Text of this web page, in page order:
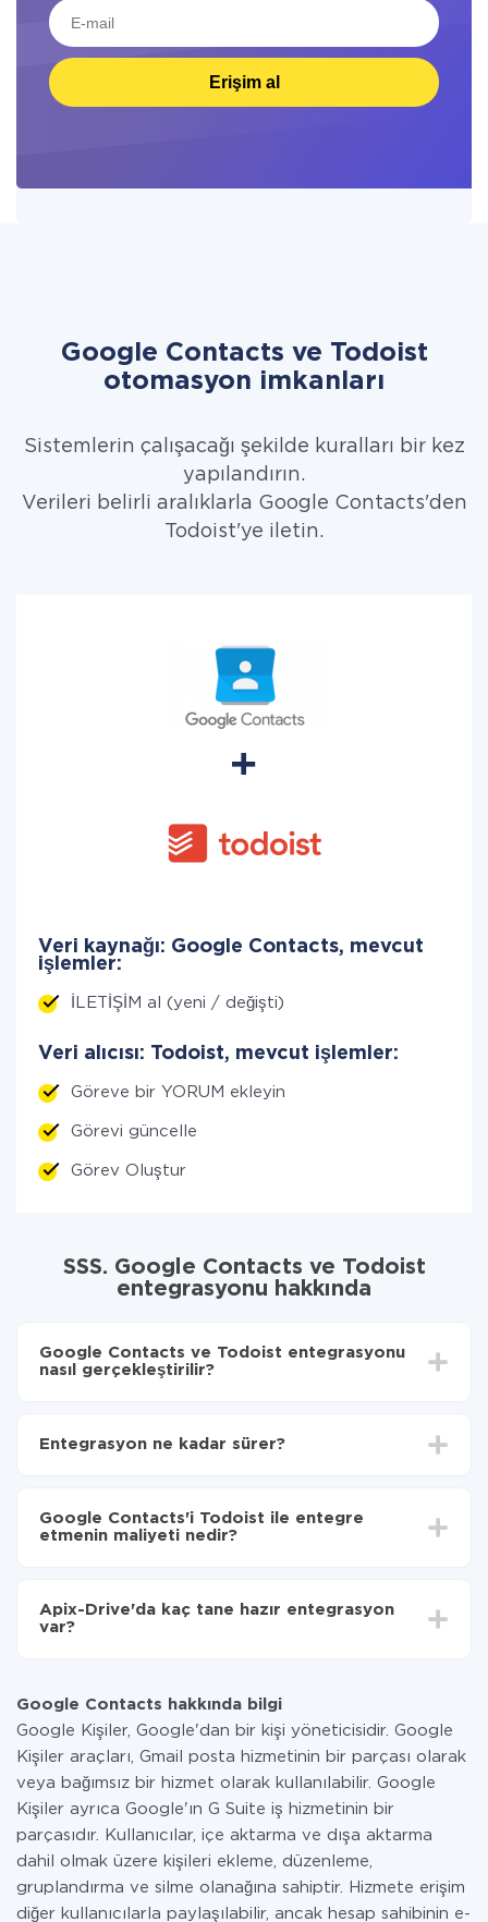
Erişim al
Google Contacts ve Todoist
otomasyon imkanları
Sistemlerin çalışacağı şekilde kuralları bir kez
yapılandırın.
Verileri belirli aralıklarla Google Contacts'den
Todoist'ye iletin.
Veri kaynağı: Google Contacts, mevcut
işlemler:
İLETİŞİM al (yeni / değişti)
Veri alıcısı: Todoist, mevcut işlemler:
Göreve bir YORUM ekleyin
Görevi güncelle
Görev Oluştur
SSS. Google Contacts ve Todoist
entegrasyonu hakkında
Google Contacts ve Todoist entegrasyonu
nasıl gerçekleştirilir?
aktarılacağını seçin
Todoist'ye aktarılacaktır.
Entegrasyon ne kadar sürer?
olarak, 10-15 dakika sürer.
Google Contacts'i Todoist ile entegre
etmenin maliyeti nedir?
Hizmetimiz aracılığıyla yalnızca bir sisteminizden
diğerine aktarılan veri miktarı için ödeme yaparsınız.
Apix-Drive'da kaç tane hazır entegrasyon
var?
Google Contacts hakkında bilgi
Google Kişiler, Google'dan bir kişi yöneticisidir. Google
Kişiler araçları, Gmail posta hizmetinin bir parçası olarak
veya bağımsız bir hizmet olarak kullanılabilir. Google
Kişiler ayrıca Google'ın G Suite iş hizmetinin bir
parçasıdır. Kullanıcılar, içe aktarma ve dışa aktarma
dahil olmak üzere kişileri ekleme, düzenleme,
gruplandırma ve silme olanağına sahiptir. Hizmete erişim
diğer kullanıcılarla paylaşılabilir, ancak hesap sahibinin e-